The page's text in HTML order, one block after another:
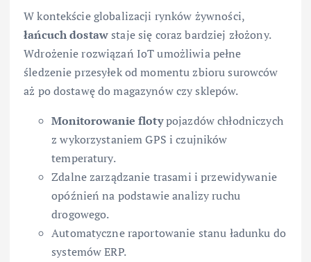
W kontekście globalizacji rynków żywności,
łańcuch dostawstaje się coraz bardziej złożony.
Wdrożenie rozwiązań IoT umożliwia pełne
śledzenie przesyłek od momentu zbioru surowców
aż po dostawę do magazynów czy sklepów.
Monitorowanie flotypojazdów chłodniczych
z wykorzystaniem GPS i czujników
temperatury.
Zdalne zarządzanie trasami i przewidywanie
opóźnień na podstawie analizy ruchu
drogowego.
Automatyczne raportowanie stanu ładunku do
systemów ERP.